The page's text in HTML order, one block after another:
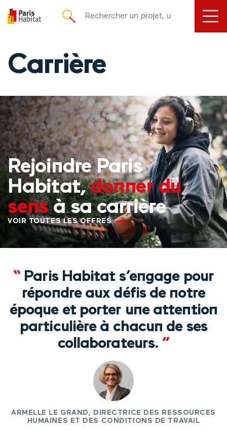
principal
Carrière
Rejoindre Paris
Habitat,donner du
sensà sa carrière
VOIR TOUTES LES OFFRES
“Paris Habitat s’engage pour
répondre aux défis de notre
époque et porter une attention
particulière à chacun de ses
collaborateurs.”
ARMELLE LE GRAND, DIRECTRICE DES RESSOURCES
HUMAINES ET DES CONDITIONS DE TRAVAIL